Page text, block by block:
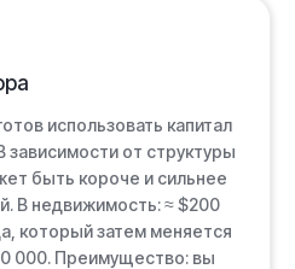
использовать капитал
зависимости от структуры
быть короче и сильнее
В недвижимость: ≈ $200
который затем меняется
000. Преимущество: вы